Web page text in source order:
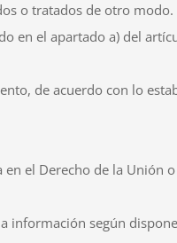
o tratados de otro modo.
en el apartado a) del
de acuerdo con lo
el Derecho de la Unión
información según